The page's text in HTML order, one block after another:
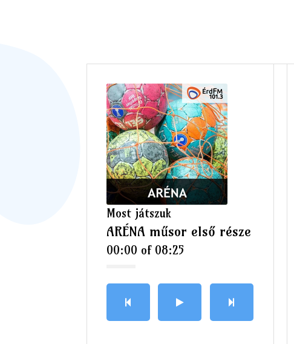
Most játszuk
ARÉNA műsor első része
00:00 of 08:25